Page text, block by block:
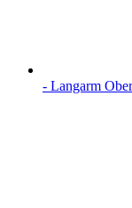
- Langarm